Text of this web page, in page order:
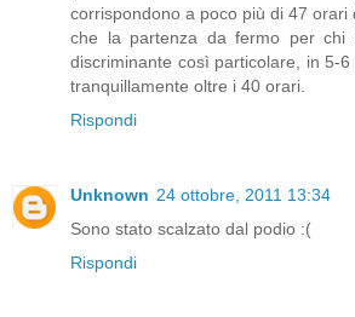
corrispondono a poco più di 47 orari
che la partenza da fermo per chi
discriminante così particolare, in 5-
tranquillamente oltre i 40 orari.
Rispondi
Unknown 24 ottobre, 2011 13:34
Sono stato scalzato dal podio :(
Rispondi